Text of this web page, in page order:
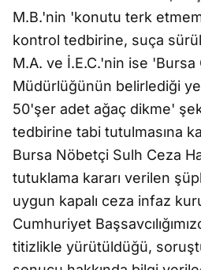
M.B.'nin 'konutu terk
kontrol tedbirine, suça
M.A. ve İ.E.C.'nin ise 'Bursa
Müdürlüğünün belirlediği
50'şer adet ağaç dikme'
tedbirine tabi tutulmasına
Bursa Nöbetçi Sulh Ceza
tutuklama kararı verilen
uygun kapalı ceza infaz
Cumhuriyet
titizlikle yürütüldüğü,